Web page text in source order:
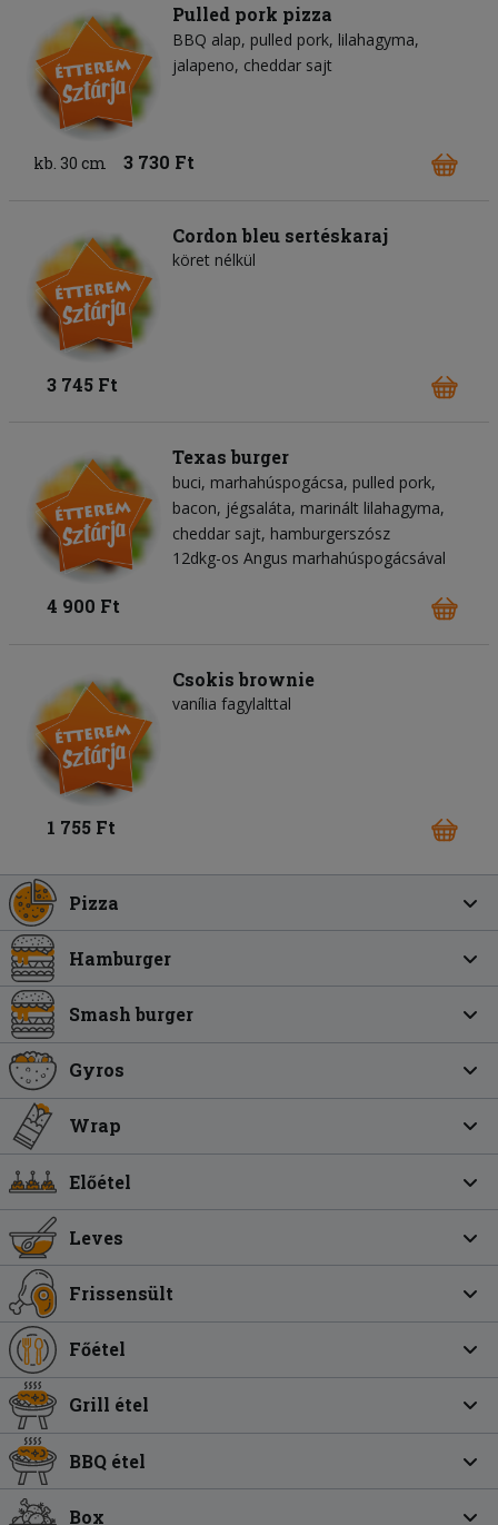
Pulled pork pizza
BBQ alap pulled pork lilahagyma
jalapeno cheddar sajt
kb. 30 cm 3 730 Ft
Cordon bleu sertéskaraj
köret nélkül
3 745 Ft
Texas burger
buci marhahúspogácsa pulled pork
bacon jégsaláta marinált lilahagyma
cheddar sajt hamburgerszósz
12dkg-os Angus marhahúspogácsával
4 900 Ft
Csokis brownie
vanília fagylalttal
1 755 Ft
Pizza
Hamburger
Smash burger
Gyros
Wrap
Előétel
Leves
Frissensült
Főétel
Grill étel
BBQ étel
Box